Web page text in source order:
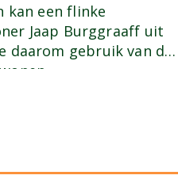
kan een flinke
Jaap Burggraaff uit
daarom gebruik van de